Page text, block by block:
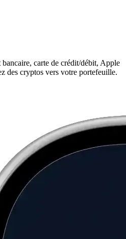
carte de crédit/débit, Apple
des cryptos vers votre portefeuille.